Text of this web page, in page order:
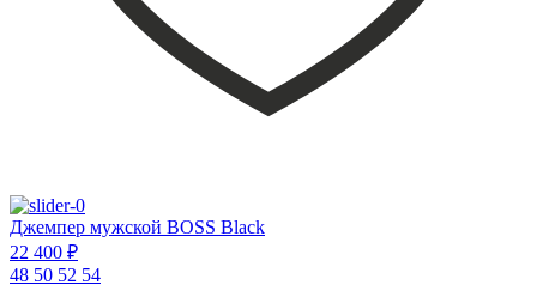
Джемпер мужской BOSS Black
22 400 ₽
48 50 52 54